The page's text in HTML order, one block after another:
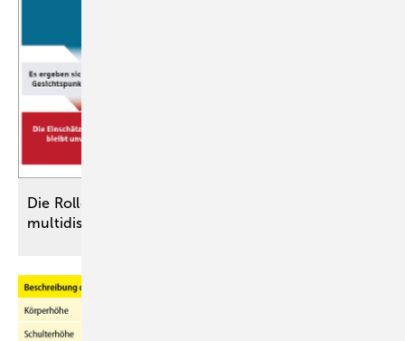
Die Rolle des Hauptgutachters bei
multidisziplinären